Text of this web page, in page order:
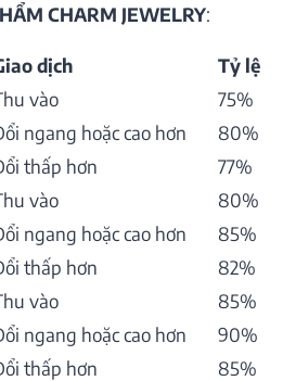
CHARM JEWELRY:
dịch Tỷ lệ
vào
75%
ngang hoặc cao hơn
80%
thấp hơn
77%
vào
80%
ngang hoặc cao hơn
85%
thấp hơn
82%
vào
85%
ngang hoặc cao hơn
90%
thấp hơn
85%